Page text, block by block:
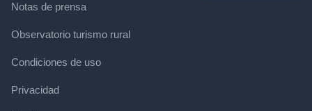
Notas de prensa
Observatorio turismo rural
Condiciones de uso
Privacidad